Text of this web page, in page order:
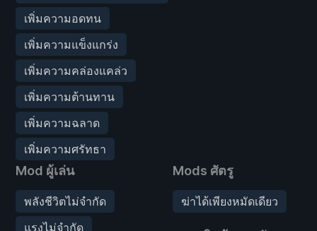
เพิ่มความอดทน
เพิ่มความแข็งแกร่ง
เพิ่มความคล่องแคล่ว
เพิ่มความต้านทาน
เพิ่มความฉลาด
เพิ่มความศรัทธา
Mod ผู้เล่น
พลังชีวิตไม่จำกัด
แรงไม่จำกัด
Mods ศัตรู
ฆ่าได้เพียงหมัดเดียว